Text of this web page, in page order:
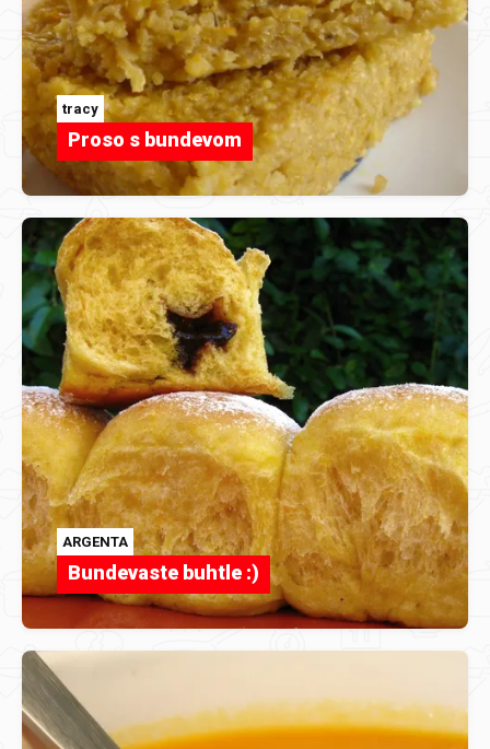
tracy
Proso s bundevom
ARGENTA
Bundevaste buhtle :)